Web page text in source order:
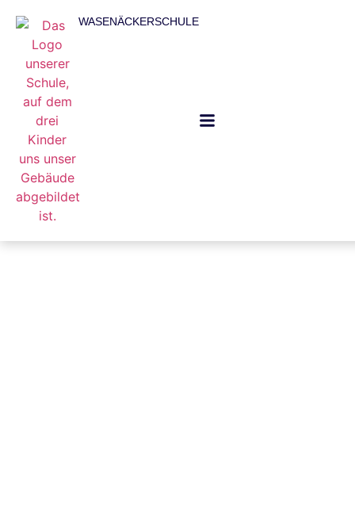
WASENÄCKERSCHULE
Zu allen Neuigkeiten